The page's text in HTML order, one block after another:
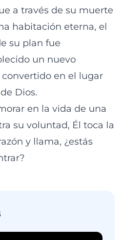
a través de su muerte
habitación eterna, el
su plan fue
un nuevo
en el lugar
Dios.
en la vida de una
su voluntad, Él toca la
y llama, ¿estás